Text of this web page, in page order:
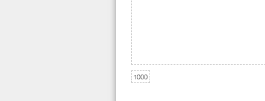
1000